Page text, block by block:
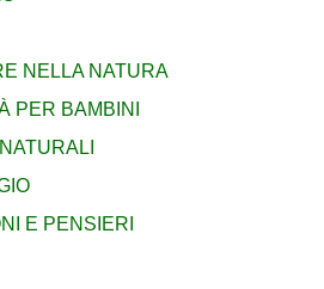
NELLA NATURA
PER BAMBINI
E PENSIERI